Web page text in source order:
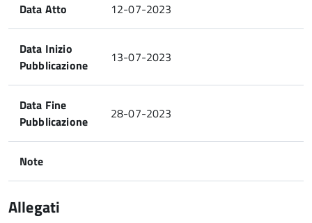
Data Atto 12-07-2023
Data Inizio
Pubblicazione
13-07-2023
Data Fine
Pubblicazione
28-07-2023
Note
Allegati